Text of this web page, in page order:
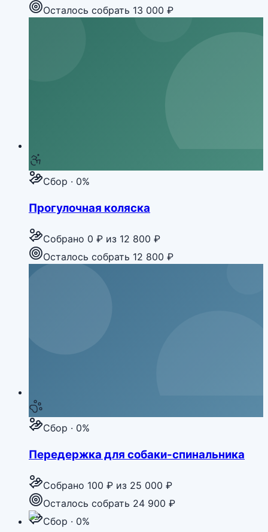
Осталось собрать 13 000 ₽
Сбор · 0%
Прогулочная коляска
Собрано 0 ₽ из 12 800 ₽
Осталось собрать 12 800 ₽
Сбор · 0%
Передержка для собаки-спинальника
Собрано 100 ₽ из 25 000 ₽
Осталось собрать 24 900 ₽
Сбор · 0%